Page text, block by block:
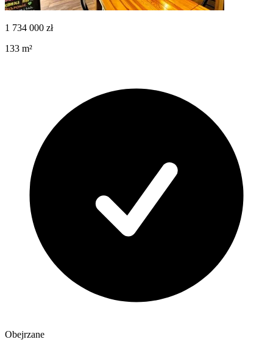
1 734 000 zł
133 m²
Obejrzane